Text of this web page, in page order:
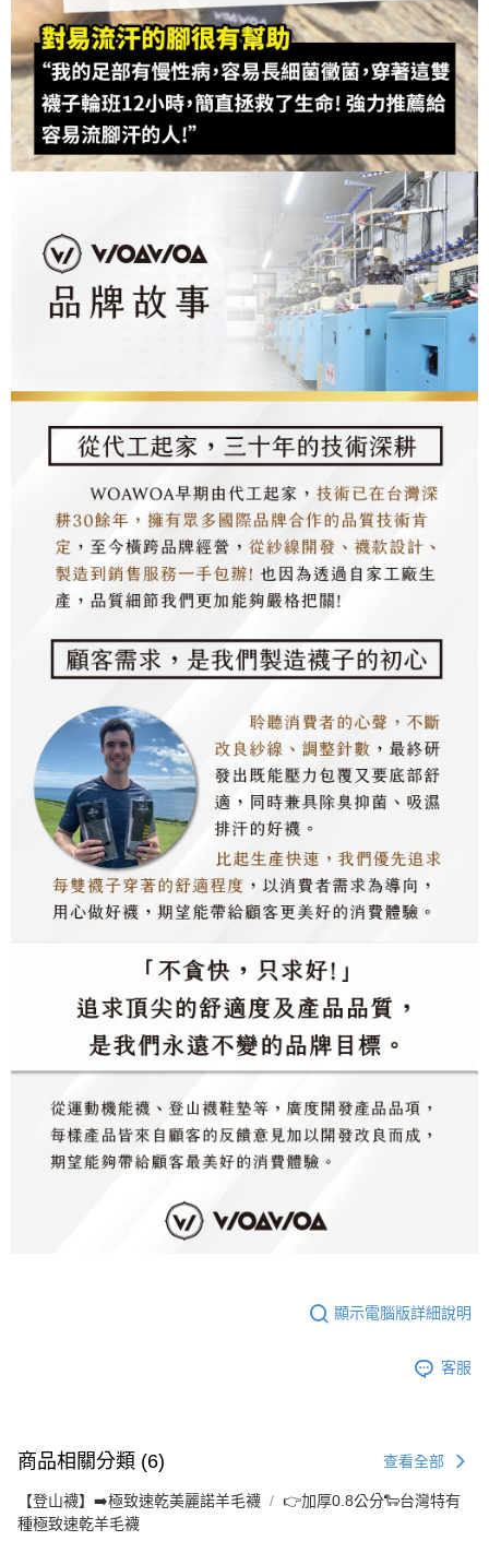
顯示電腦版詳細說明
客服
商品相關分類 (6) 查看全部
【登山襪】➡️極致速乾美麗諾羊毛襪
👉️加厚0.8公分🐑台灣特有
種極致速乾羊毛襪